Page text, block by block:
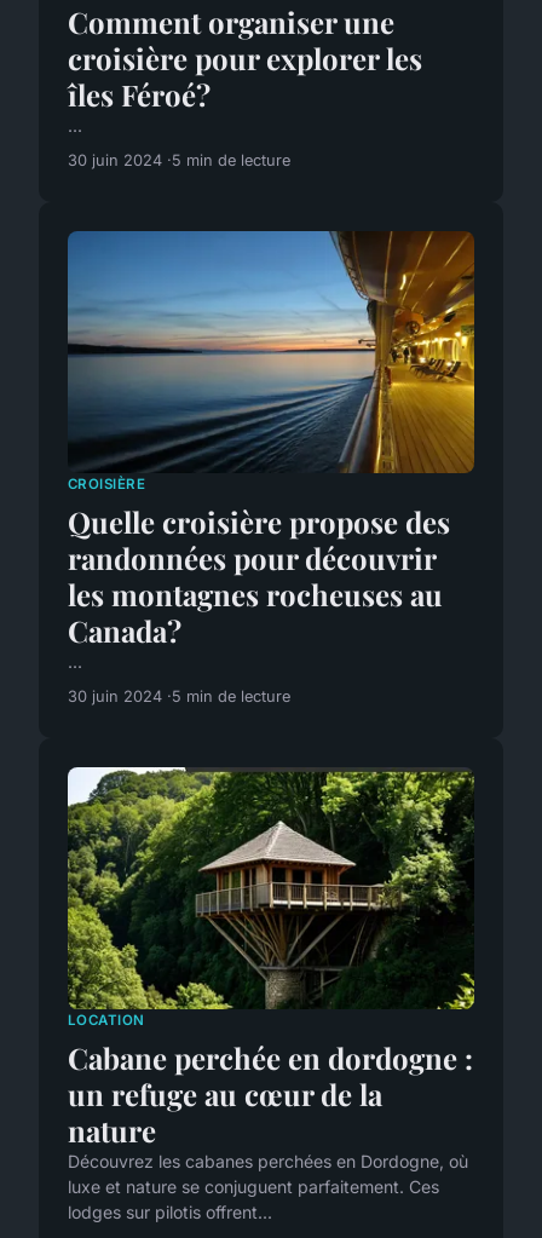
Comment organiser une
croisière pour explorer les
îles Féroé?
...
30 juin 2024 5 min de lecture
CROISIÈRE
Quelle croisière propose des
randonnées pour découvrir
les montagnes rocheuses au
Canada?
...
30 juin 2024 5 min de lecture
LOCATION
Cabane perchée en dordogne :
un refuge au cœur de la
nature
Découvrez les cabanes perchées en Dordogne, où
luxe et nature se conjuguent parfaitement. Ces
lodges sur pilotis offrent...